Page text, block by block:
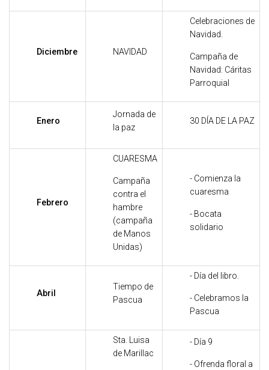
Diciembre NAVIDAD
Celebraciones de
Navidad.
Campaña de
Navidad: Cáritas
Parroquial
Enero
Jornada de
la paz
30 DÍA DE LA PAZ
Febrero
CUARESMA
Campaña
contra el
hambre
(campaña
de Manos
Unidas)
- Comienza la
cuaresma
- Bocata
solidario
Abril
Tiempo de
Pascua
- Día del libro.
- Celebramos la
Pascua
Sta. Luisa
de Marillac
- Día 9
- Ofrenda floral a